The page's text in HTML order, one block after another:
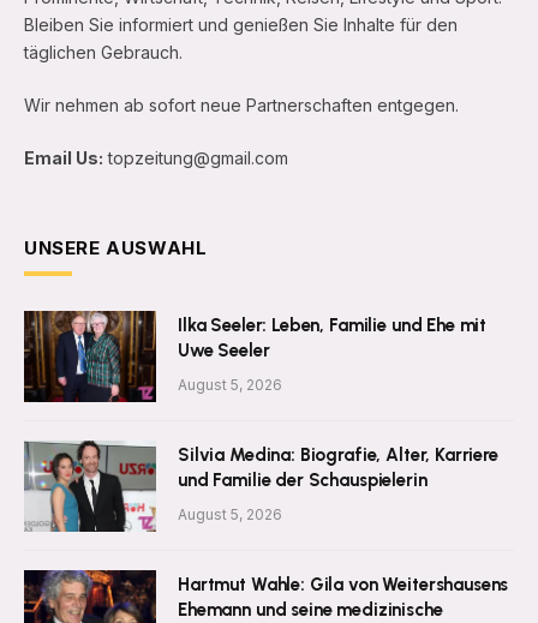
Bleiben Sie informiert und genießen Sie Inhalte für den
täglichen Gebrauch.
Wir nehmen ab sofort neue Partnerschaften entgegen.
Email Us: topzeitung@gmail.com
UNSERE AUSWAHL
Ilka Seeler: Leben, Familie und Ehe mit
Uwe Seeler
August 5, 2026
Silvia Medina: Biografie, Alter, Karriere
und Familie der Schauspielerin
August 5, 2026
Hartmut Wahle: Gila von Weitershausens
Ehemann und seine medizinische